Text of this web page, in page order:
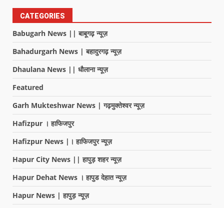
CATEGORIES
Babugarh News || बाबूगढ़ न्यूज़
Bahadurgarh News | बहादुरगढ़ न्यूज़
Dhaulana News || धौलाना न्यूज़
Featured
Garh Mukteshwar News | गढ़मुक्तेश्वर न्यूज़
Hafizpur । हाफिजपुर
Hafizpur News |। हाफिजपुर न्यूज़
Hapur City News || हापुड़ शहर न्यूज़
Hapur Dehat News । हापुड देहात न्यूज़
Hapur News | हापुड़ न्यूज़